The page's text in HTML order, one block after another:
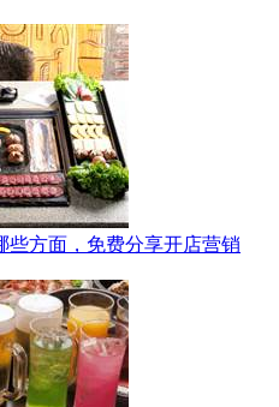
些方面，免费分享开店营销